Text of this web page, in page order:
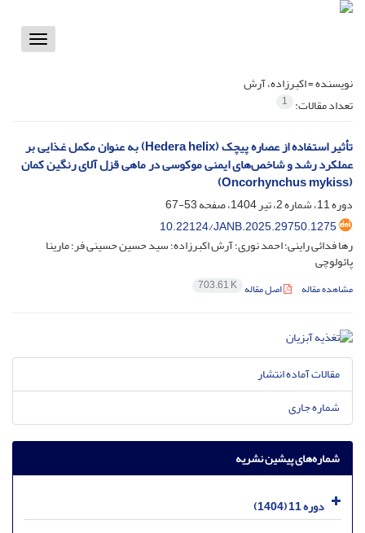
Toggle
نویسنده =اکبرزاده، آرش
تعداد مقالات: 1
تأثیر استفاده از عصاره پیچک (Hedera helix) به عنوان مکمل غذایی بر
عملکرد رشد و شاخص‌های ایمنی موکوسی در ماهی قزل آلای رنگین کمان
(Oncorhynchus mykiss)
دوره 11، شماره 2، تیر 1404، صفحه
53-67
10.22124/JANB.2025.29750.1275
رها فدائی راینی؛ احمد نوری؛ آرش اکبرزاده؛ سید حسین حسینی فر؛ مارینا
پائولوچی
مشاهده مقاله اصل مقاله 703.61 K
مقالات آماده انتشار
شماره جاری
شماره‌های پیشین نشریه
دوره 11 (1404)